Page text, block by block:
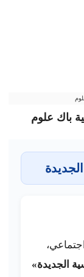
باك علوم
الجديدة»